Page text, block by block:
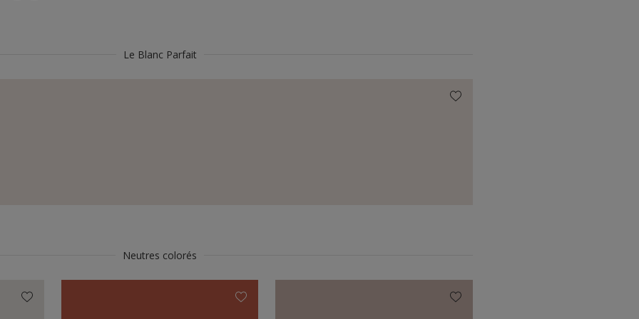
Le Blanc Parfait
Neutres colorés